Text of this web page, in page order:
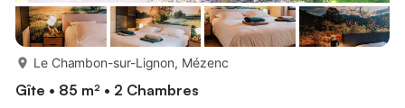
Le Chambon-sur-Lignon, Mézenc
Gîte • 85 m² • 2 Chambres